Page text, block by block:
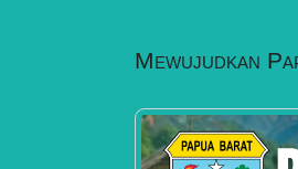
Mewujudkan